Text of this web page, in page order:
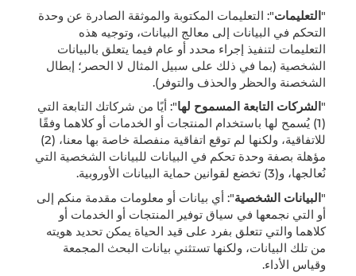
"التعليمات": التعليمات المكتوبة والموثقة الصادرة عن وحدة
التحكم في البيانات إلى معالج البيانات، وتوجيه هذه
التعليمات لتنفيذ إجراء محدد أو عام فيما يتعلق بالبيانات
الشخصية (بما في ذلك على سبيل المثال لا الحصر؛ إبطال
الشخصنة والحظر والحذف والتوفر).
" الشركات التابعة المسموح لها": أيًا من شركاتك التابعة التي
(1) يُسمح لها باستخدام المنتجات أو الخدمات أو كلاهما وفقًا
للاتفاقية، ولكنها لم توقع اتفاقية منفصلة خاصة بها معنا، (2)
مؤهلة بصفة وحدة تحكم في البيانات للبيانات الشخصية التي
نُعالجها، و(3) تخضع لقوانين حماية البيانات الأوروبية.
"البيانات الشخصية": أي بيانات أو معلومات مقدمة منكم إلى
أو التي نجمعها في سياق توفير المنتجات أو الخدمات أو
كلاهما والتي تتعلق بفرد على قيد الحياة يمكن تحديد هويته
من تلك البيانات، ولكنها تستثني بيانات البحث المجمعة
وقياس الأداء.